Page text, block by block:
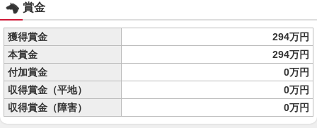
賞金
獲得賞金
294万円
本賞金
294万円
付加賞金
0万円
収得賞金（平地）
0万円
収得賞金（障害）
0万円